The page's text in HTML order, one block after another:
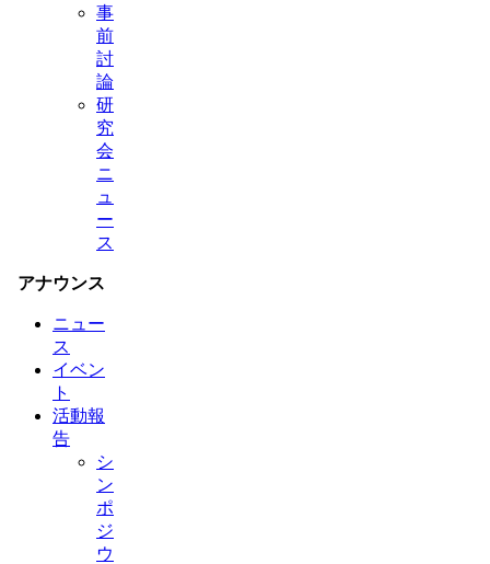
事
前
討
論
研
究
会
ニ
ュ
ー
ス
アナウンス
ニュー
ス
イベン
ト
活動報
告
シ
ン
ポ
ジ
ウ